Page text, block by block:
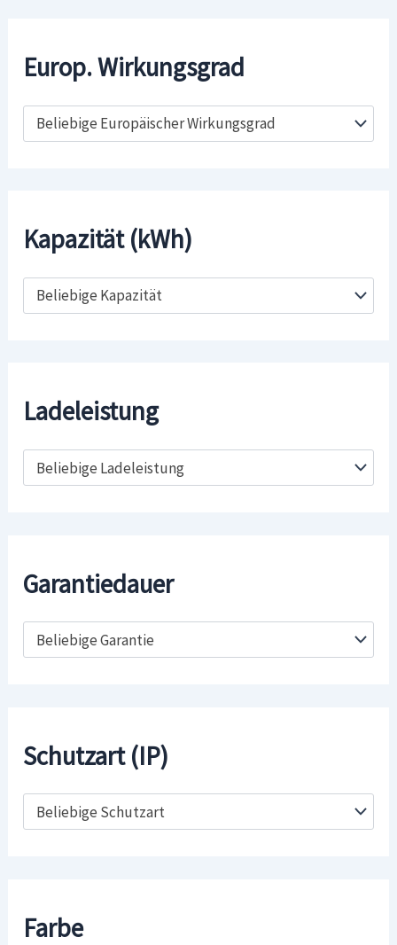
Europ. Wirkungsgrad
Beliebige Europäischer Wirkungsgrad
Kapazität (kWh)
Beliebige Kapazität
Ladeleistung
Beliebige Ladeleistung
Garantiedauer
Beliebige Garantie
Schutzart (IP)
Beliebige Schutzart
Farbe